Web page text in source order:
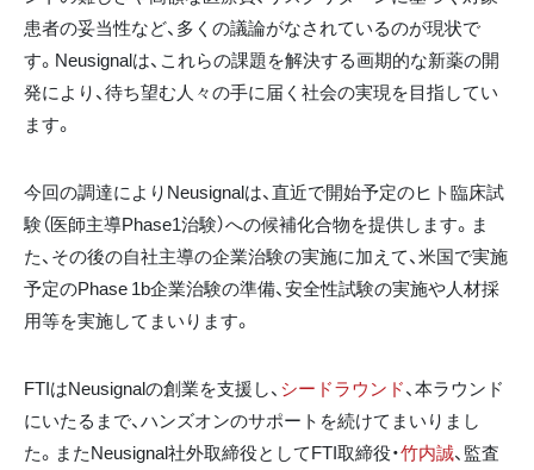
患者の妥当性など、多くの議論がなされているのが現状で
す。Neusignalは、これらの課題を解決する画期的な新薬の開
発により、待ち望む人々の手に届く社会の実現を目指してい
ます。
今回の調達によりNeusignalは、直近で開始予定のヒト臨床試
験（医師主導Phase1治験）への候補化合物を提供します。ま
た、その後の自社主導の企業治験の実施に加えて、米国で実施
予定のPhase 1b企業治験の準備、安全性試験の実施や人材採
用等を実施してまいります。
FTIはNeusignalの創業を支援し、シードラウンド、本ラウンド
にいたるまで、ハンズオンのサポートを続けてまいりまし
た。またNeusignal社外取締役としてFTI取締役・竹内誠、監査